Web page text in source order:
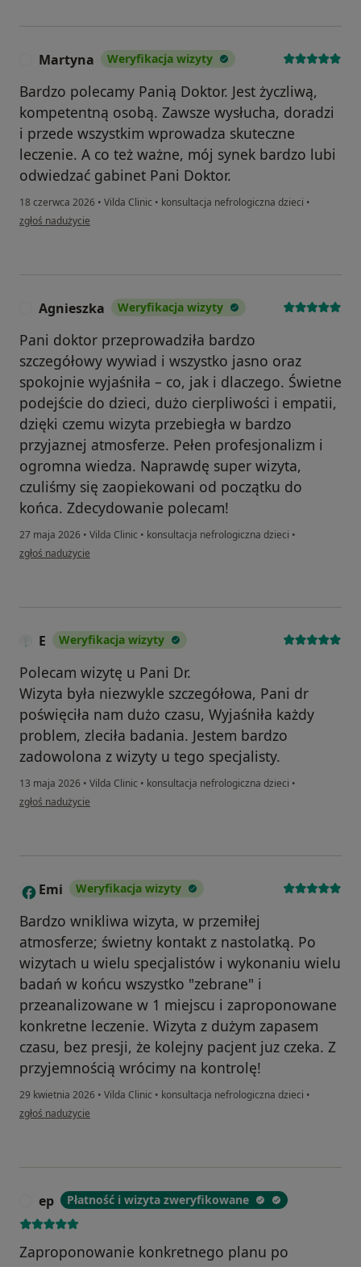
Martyna Weryfikacja wizyty
Bardzo polecamy Panią Doktor. Jest życzliwą,
kompetentną osobą. Zawsze wysłucha, doradzi
i przede wszystkim wprowadza skuteczne
leczenie. A co też ważne, mój synek bardzo lubi
odwiedzać gabinet Pani Doktor.
18 czerwca 2026 • Vilda Clinic • konsultacja nefrologiczna dzieci •
w opinii użytkownika Martyna
zgłoś nadużycie
Agnieszka Weryfikacja wizyty
Pani doktor przeprowadziła bardzo
szczegółowy wywiad i wszystko jasno oraz
spokojnie wyjaśniła – co, jak i dlaczego. Świetne
podejście do dzieci, dużo cierpliwości i empatii,
dzięki czemu wizyta przebiegła w bardzo
przyjaznej atmosferze. Pełen profesjonalizm i
ogromna wiedza. Naprawdę super wizyta,
czuliśmy się zaopiekowani od początku do
końca. Zdecydowanie polecam!
27 maja 2026 • Vilda Clinic • konsultacja nefrologiczna dzieci •
w opinii użytkownika Agnieszka
zgłoś nadużycie
E Weryfikacja wizyty
Polecam wizytę u Pani Dr.
Wizyta była niezwykle szczegółowa, Pani dr
poświęciła nam dużo czasu, Wyjaśniła każdy
problem, zleciła badania. Jestem bardzo
zadowolona z wizyty u tego specjalisty.
13 maja 2026 • Vilda Clinic • konsultacja nefrologiczna dzieci •
w opinii użytkownika E
zgłoś nadużycie
E Emi Weryfikacja wizyty
Bardzo wnikliwa wizyta, w przemiłej
atmosferze; świetny kontakt z nastolatką. Po
wizytach u wielu specjalistów i wykonaniu wielu
badań w końcu wszystko "zebrane" i
przeanalizowane w 1 miejscu i zaproponowane
konkretne leczenie. Wizyta z dużym zapasem
czasu, bez presji, że kolejny pacjent juz czeka. Z
przyjemnością wrócimy na kontrolę!
29 kwietnia 2026 • Vilda Clinic • konsultacja nefrologiczna dzieci •
w opinii użytkownika Emi
zgłoś nadużycie
ep Płatność i wizyta zweryfikowane
Zaproponowanie konkretnego planu po